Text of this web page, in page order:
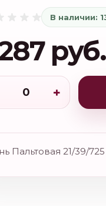
В наличии:
руб.
+
Пальтовая 21/39/725